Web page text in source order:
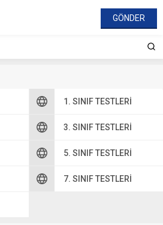
1. SINIF TESTLERI
3. SINIF TESTLERI
5. SINIF TESTLERI
7. SINIF TESTLERI